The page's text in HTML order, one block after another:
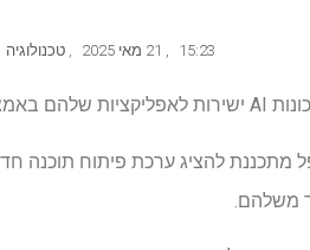
15:23
,
, טכנולוגיה